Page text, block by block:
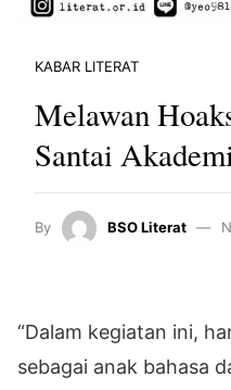
KABAR LITERAT
Melawan
Santai
By BSO Literat
“Dalam kegiatan ini,
sebagai anak bahasa